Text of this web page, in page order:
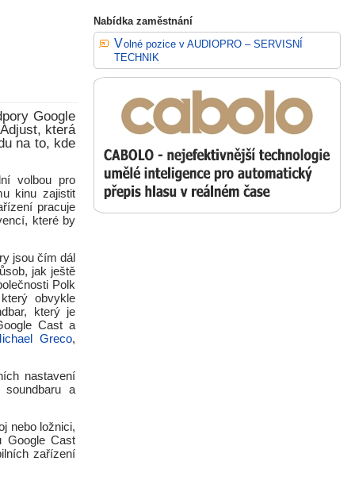
Google
která
na to, kde
volbou pro
kinu zajistit
pracuje
které by
jsou čím dál
jak ještě
Polk
obvykle
který je
Cast a
Greco,
nastavení
a
nebo ložnici,
Google Cast
zařízení
Nabídka zaměstnání
Volné pozice v AUDIOPRO – SERVISNÍ
TECHNIK